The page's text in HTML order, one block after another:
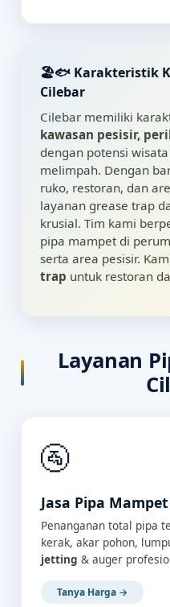
🏖️🐟 Karakteristik
Cilebar
Cilebar memiliki
kawasan pesisir,
dengan potensi
melimpah. Dengan
ruko, restoran, dan
layanan grease trap
krusial. Tim kami
pipa mampet di
serta area pesisir.
trap untuk restoran
Layanan
🚰
Jasa Pipa Mampet
Penanganan total pipa
kerak, akar pohon,
jetting & auger
Tanya Harga →